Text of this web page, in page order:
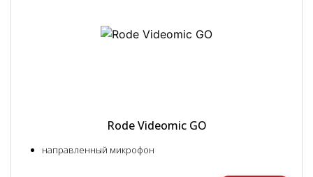
Rode Videomic GO
направленный микрофон